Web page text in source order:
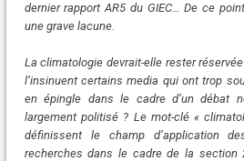
dernier rapport AR5 du GIEC… De ce
une grave lacune.
La climatologie devrait-elle rester
l’insinuent certains media qui ont trop
en épingle dans le cadre d’un débat
largement politisé ? Le mot-clé «
définissent le champ d’application
recherches dans le cadre de la section